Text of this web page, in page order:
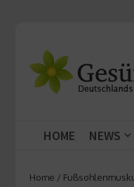
HOME NEWS
Home /